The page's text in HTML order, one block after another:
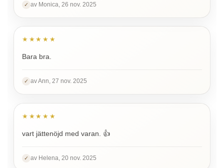
✓ av Monica, 26 nov. 2025
★★★★★
Bara bra.
✓ av Ann, 27 nov. 2025
★★★★★
vart jättenöjd med varan. 👍
✓ av Helena, 20 nov. 2025